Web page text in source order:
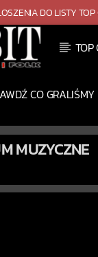
DO LISTY TOP
TOP
CO GRALIŚMY
MUZYCZNE